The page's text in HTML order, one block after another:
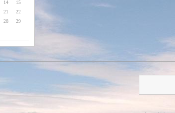
14
15
21
22
28
29